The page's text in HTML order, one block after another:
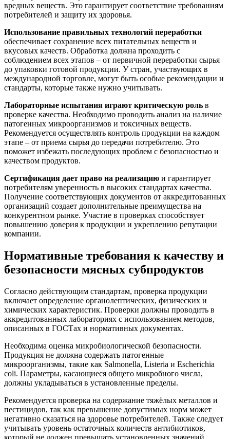
вредных веществ. Это гарантирует соответствие требованиям
потребителей и защиту их здоровья.
Использование правильных технологий переработки
обеспечивает сохранение всех питательных веществ и
вкусовых качеств. Обработка должна проходить с
соблюдением всех этапов – от первичной переработки сырья
до упаковки готовой продукции. У стран, участвующих в
международной торговле, могут быть особые рекомендации и
стандарты, которые также нужно учитывать.
Лабораторные испытания играют критическую роль в
проверке качества. Необходимо проводить анализ на наличие
патогенных микроорганизмов и токсичных веществ.
Рекомендуется осуществлять контроль продукции на каждом
этапе – от приема сырья до передачи потребителю. Это
поможет избежать последующих проблем с безопасностью и
качеством продуктов.
Сертификация дает право на реализацию и гарантирует
потребителям уверенность в высоких стандартах качества.
Получение соответствующих документов от аккредитованных
организаций создает дополнительные преимущества на
конкурентном рынке. Участие в проверках способствует
повышению доверия к продукции и укреплению репутации
компании.
Нормативные требования к качеству и
безопасности мясных субпродуктов
Согласно действующим стандартам, проверка продукции
включает определение органолептических, физических и
химических характеристик. Проверки должны проводить в
аккредитованных лабораториях с использованием методов,
описанных в ГОСТах и нормативных документах.
Необходима оценка микробиологической безопасности.
Продукция не должна содержать патогенные
микроорганизмы, такие как Salmonella, Listeria и Escherichia
coli. Параметры, касающиеся общего микробного числа,
должны укладываться в установленные пределы.
Рекомендуется проверка на содержание тяжёлых металлов и
пестицидов, так как превышение допустимых норм может
негативно сказаться на здоровье потребителей. Также следует
учитывать уровень остаточных количеств антибиотиков,
который не должен превышать установленных значений.